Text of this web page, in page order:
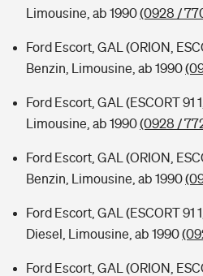
Limousine, ab 1990(0928 /
Ford Escort, GAL (ORION,
Benzin, Limousine, ab 1990
Ford Escort, GAL (ESCORT 91
Limousine, ab 1990(0928 /
Ford Escort, GAL (ORION,
Benzin, Limousine, ab 1990
Ford Escort, GAL (ESCORT 91
Diesel, Limousine, ab 1990
Ford Escort, GAL (ORION,